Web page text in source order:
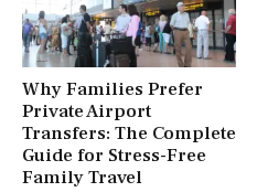
Why Families Prefer
Private Airport
Transfers: The Complete
Guide for Stress-Free
Family Travel